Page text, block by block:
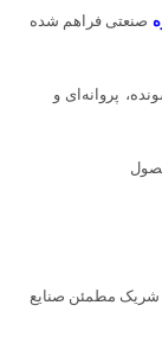
صنعتی فراهم شده
پروانه‌ای و
شریک مطمئن صنایع